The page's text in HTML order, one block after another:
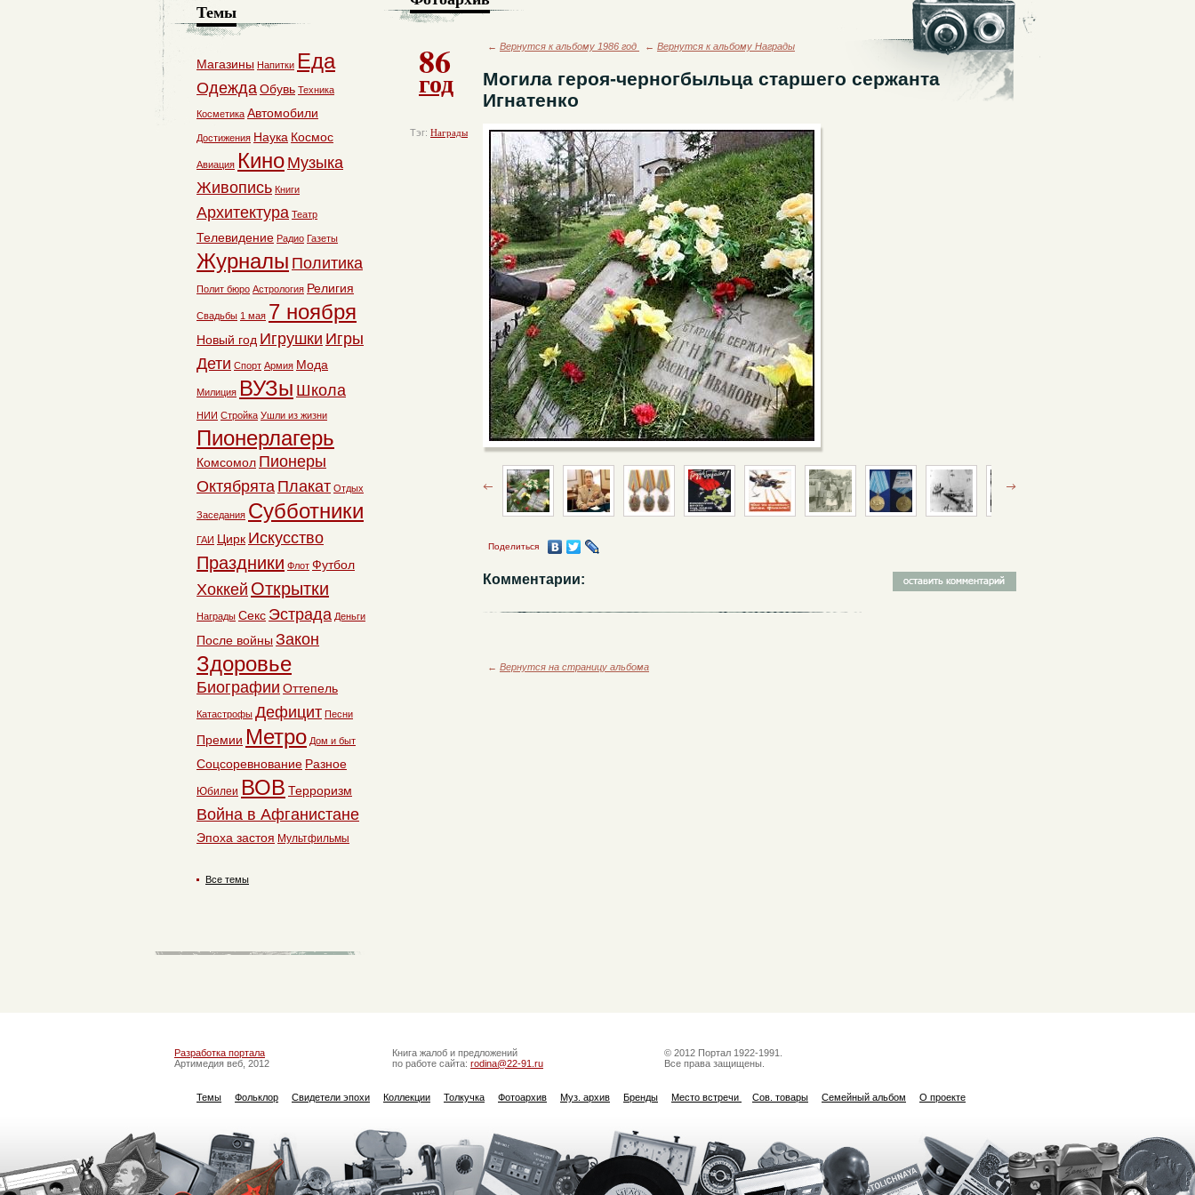
86
год
Тэг: Награды
← Вернутся к альбому 1986 год ← Вернутся к альбому Награды
Могила героя-черногбыльца старшего сержанта
Игнатенко
Поделиться
Комментарии:
← Вернутся на страницу альбома
Темы
Магазины Напитки Еда
ОдеждаОбувь Техника
Косметика Автомобили
Достижения Наука Космос
Авиация Кино Музыка
Живопись Книги
Архитектура Театр
Телевидение Радио Газеты
Журналы Политика
Полит бюро Астрология Религия
Свадьбы 1 мая 7 ноября
Новый год Игрушки Игры
Дети Спорт Армия Мода
Милиция ВУЗы Школа
НИИ Стройка Ушли из жизни
Пионерлагерь
Комсомол Пионеры
Октябрята Плакат Отдых
Заседания Субботники
ГАИ Цирк Искусство
Праздники Флот Футбол
Хоккей Открытки
Награды Секс Эстрада Деньги
После войны Закон
Здоровье
Биографии Оттепель
Катастрофы Дефицит Песни
Премии Метро Дом и быт
Соцсоревнование Разное
Юбилеи ВОВ Терроризм
Война в Афганистане
Эпоха застоя Мультфильмы
Все темы
Разработка портала
Артимедия веб, 2012
Книга жалоб и предложений
по работе сайта: rodina@22-91.ru
© 2012 Портал 1922-1991.
Все права защищены.
Темы Фольклор Свидетели эпохи Коллекции Толкучка Фотоархив Муз. архив Бренды Место встречи Сов. товары Семейный альбом О проекте